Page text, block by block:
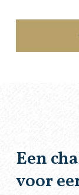
Een
voor